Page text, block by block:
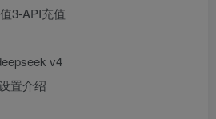
3-API充值
v4
置介绍